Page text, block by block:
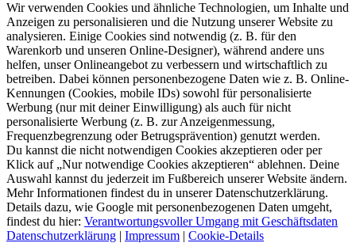
Wir verwenden Cookies und ähnliche Technologien, um Inhalte und
Anzeigen zu personalisieren und die Nutzung unserer Website zu
analysieren. Einige Cookies sind notwendig (z. B. für den
Warenkorb und unseren Online-Designer), während andere uns
helfen, unser Onlineangebot zu verbessern und wirtschaftlich zu
betreiben. Dabei können personenbezogene Daten wie z. B. Online-
Kennungen (Cookies, mobile IDs) sowohl für personalisierte
Werbung (nur mit deiner Einwilligung) als auch für nicht
personalisierte Werbung (z. B. zur Anzeigenmessung,
Frequenzbegrenzung oder Betrugsprävention) genutzt werden.
Du kannst die nicht notwendigen Cookies akzeptieren oder per
Klick auf „Nur notwendige Cookies akzeptieren“ ablehnen. Deine
Auswahl kannst du jederzeit im Fußbereich unserer Website ändern.
Mehr Informationen findest du in unserer Datenschutzerklärung.
Details dazu, wie Google mit personenbezogenen Daten umgeht,
findest du hier: Verantwortungsvoller Umgang mit Geschäftsdaten
Datenschutzerklärung | Impressum | Cookie-Details